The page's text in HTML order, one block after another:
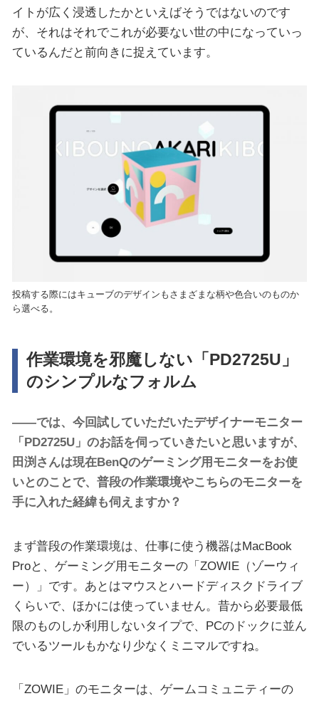
イトが広く浸透したかといえばそうではないのです
が、それはそれでこれが必要ない世の中になっていっ
ているんだと前向きに捉えています。
投稿する際にはキューブのデザインもさまざまな柄や色合いのものか
ら選べる。
作業環境を邪魔しない「PD2725U」
のシンプルなフォルム
――では、今回試していただいたデザイナーモニター
「PD2725U」のお話を伺っていきたいと思いますが、
田渕さんは現在BenQのゲーミング用モニターをお使
いとのことで、普段の作業環境やこちらのモニターを
手に入れた経緯も伺えますか？
まず普段の作業環境は、仕事に使う機器はMacBook
Proと、ゲーミング用モニターの「ZOWIE（ゾーウィ
ー）」です。あとはマウスとハードディスクドライブ
くらいで、ほかには使っていません。昔から必要最低
限のものしか利用しないタイプで、PCのドックに並ん
でいるツールもかなり少なくミニマルですね。
「ZOWIE」のモニターは、ゲームコミュニティーの